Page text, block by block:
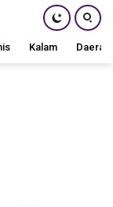
Kalam Daerah